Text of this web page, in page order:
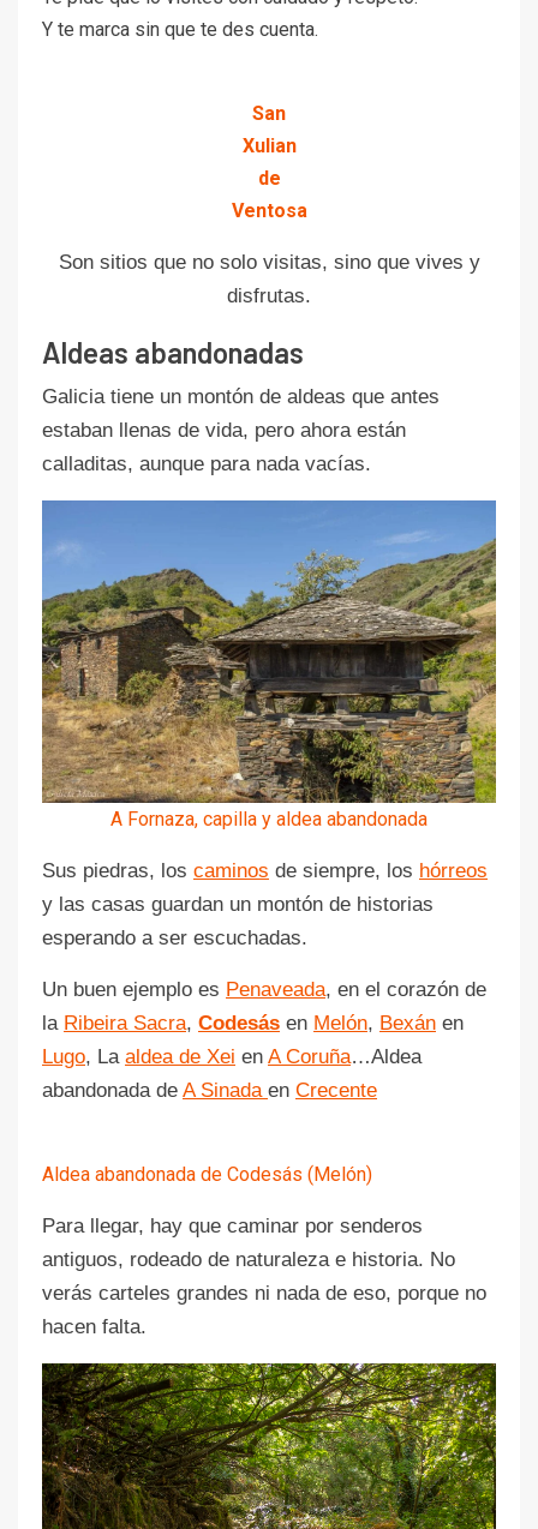
Y te marca sin que te des cuenta.
San
Xulian
de
Ventosa
Son sitios que no solo visitas, sino que vives y
disfrutas.
Aldeas abandonadas
Galicia tiene un montón de aldeas que antes
estaban llenas de vida, pero ahora están
calladitas, aunque para nada vacías.
A Fornaza, capilla y aldea abandonada
Sus piedras, los caminos de siempre, los hórreos
y las casas guardan un montón de historias
esperando a ser escuchadas.
Un buen ejemplo es Penaveada, en el corazón de
la Ribeira Sacra, Codesás en Melón, Bexán en
Lugo, La aldea de Xei en A Coruña…Aldea
abandonada de A Sinada en Crecente
Aldea abandonada de Codesás (Melón)
Para llegar, hay que caminar por senderos
antiguos, rodeado de naturaleza e historia. No
verás carteles grandes ni nada de eso, porque no
hacen falta.